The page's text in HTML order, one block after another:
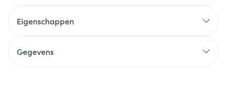
Eigenschappen
Gegevens